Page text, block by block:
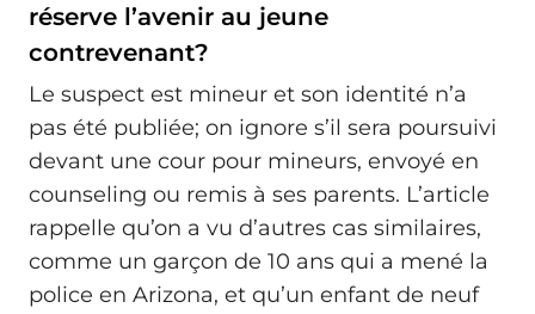
réserve l’avenir au jeune
contrevenant?
Le suspect est mineur et son identité n’a
pas été publiée; on ignore s’il sera poursuivi
devant une cour pour mineurs, envoyé en
counseling ou remis à ses parents. L’article
rappelle qu’on a vu d’autres cas similaires,
comme un garçon de 10 ans qui a mené la
police en Arizona, et qu’un enfant de neuf